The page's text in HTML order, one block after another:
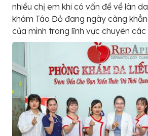
nhiều chị em khi có vấn đề về làn
khám Táo Đỏ đang ngày càng
của mình trong lĩnh vực chuyên các